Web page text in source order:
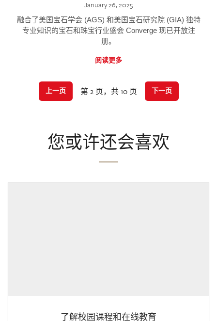
January 26, 2025
融合了美国宝石学会 (AGS) 和美国宝石研究院 (GIA) 独特
专业知识的宝石和珠宝行业盛会 Converge 现已开放注
册。
阅读更多
上一页 第 2 页，共 10 页 下一页
您或许还会喜欢
了解校园课程和在线教育